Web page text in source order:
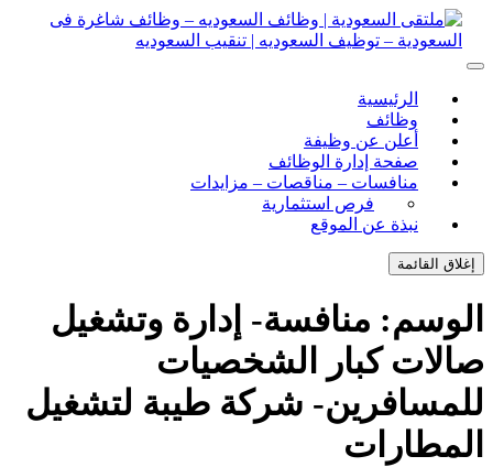
– توظيف السعوديه | تنقيب السعوديه
السعوديه | تنقيب السعوديه
الرئيسية
وظائف
أعلن عن وظيفة
صفحة إدارة الوظائف
منافسات – مناقصات – مزايدات
فرص استثمارية
نبذة عن الموقع
القائمة
منافسة- إدارة وتشغيل
كبار الشخصيات
شركة طيبة لتشغيل